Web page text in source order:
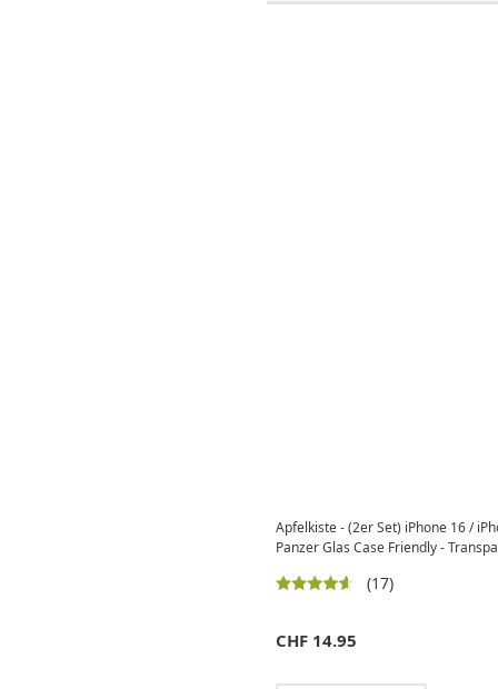
Apfelkiste - (2er Set) iPhone 16 /
Panzer Glas Case Friendly -
(17)
CHF 14.95